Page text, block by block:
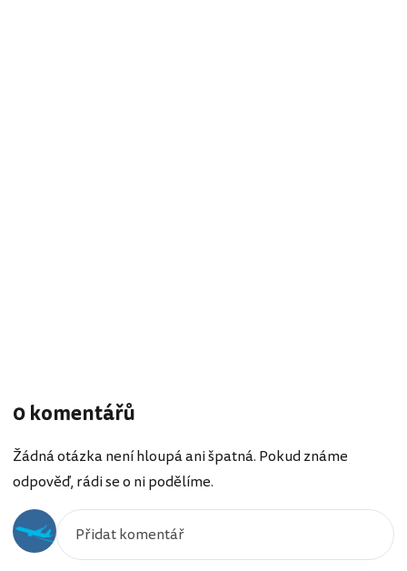
0 komentářů
Žádná otázka není hloupá ani špatná. Pokud známe
odpověď, rádi se o ni podělíme.